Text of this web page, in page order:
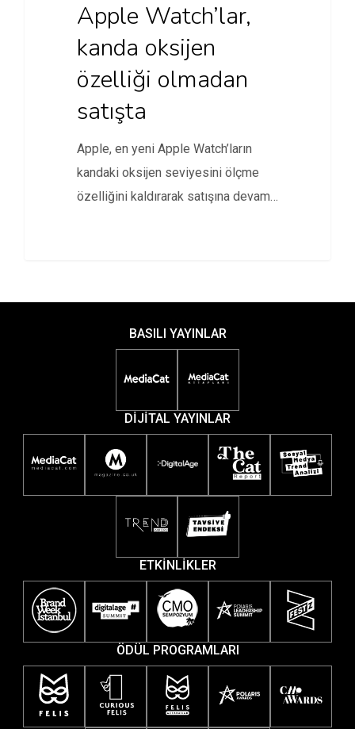
Apple Watch’lar,
kanda oksijen
özelliği olmadan
satışta
Apple, en yeni Apple Watch’ların
kandaki oksijen seviyesini ölçme
özelliğini kaldırarak satışına devam
BASILI YAYINLAR
DİJİTAL YAYINLAR
ETKİNLİKLER
ÖDÜL PROGRAMLARI